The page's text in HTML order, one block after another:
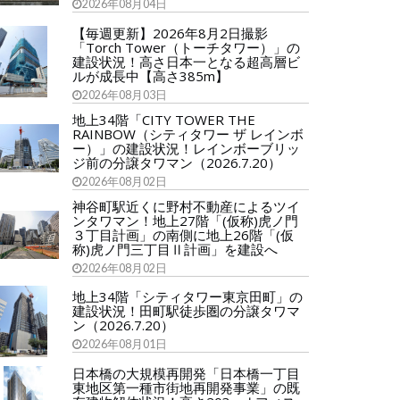
2026年08月04日
【毎週更新】2026年8月2日撮影
「Torch Tower（トーチタワー）」の
建設状況！高さ日本一となる超高層ビ
ルが成長中【高さ385m】
2026年08月03日
地上34階「CITY TOWER THE
RAINBOW（シティタワー ザ レインボ
ー）」の建設状況！レインボーブリッ
ジ前の分譲タワマン（2026.7.20）
2026年08月02日
神谷町駅近くに野村不動産によるツイ
ンタワマン！地上27階「(仮称)虎ノ門
３丁目計画」の南側に地上26階「(仮
称)虎ノ門三丁目Ⅱ計画」を建設へ
2026年08月02日
地上34階「シティタワー東京田町」の
建設状況！田町駅徒歩圏の分譲タワマ
ン（2026.7.20）
2026年08月01日
日本橋の大規模再開発「日本橋一丁目
東地区第一種市街地再開発事業」の既